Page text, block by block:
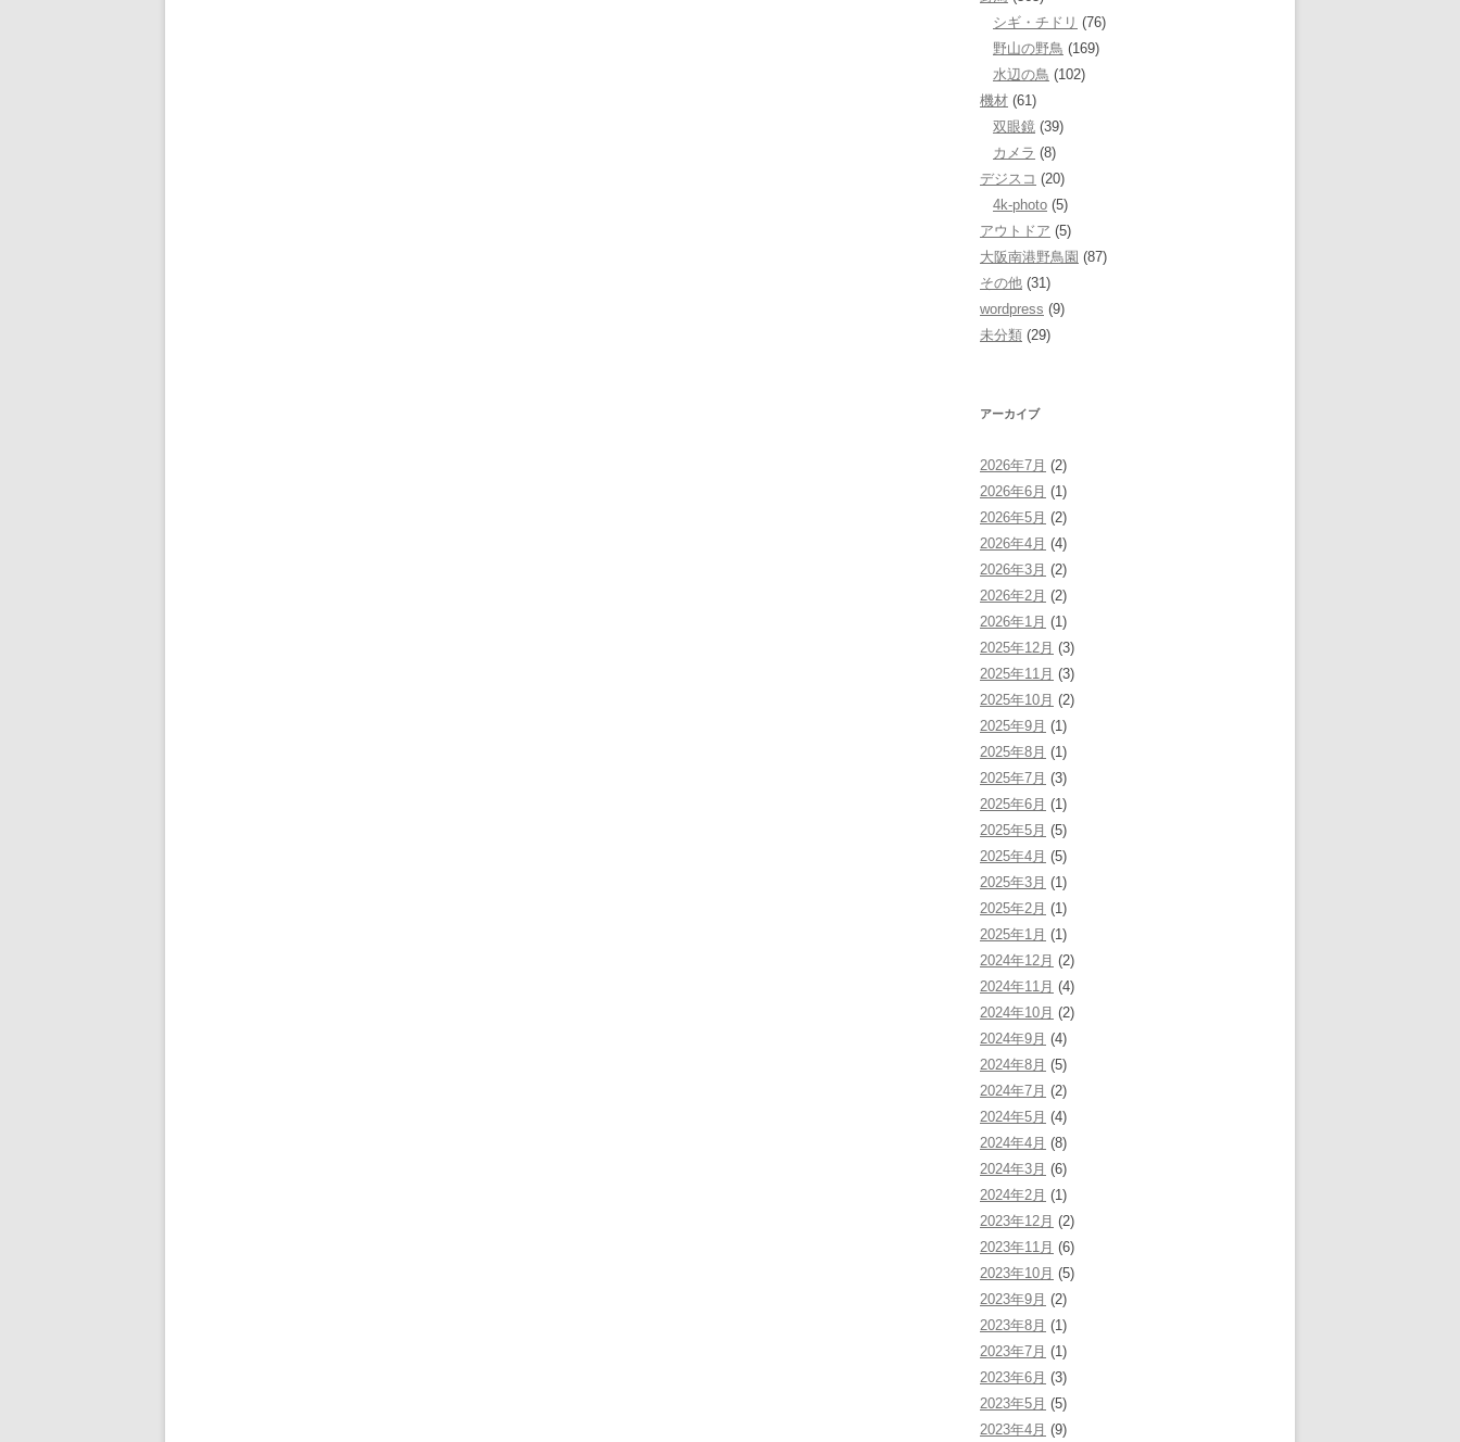
シギ・チドリ (76)
野山の野鳥 (169)
水辺の鳥 (102)
機材 (61)
双眼鏡 (39)
カメラ (8)
デジスコ (20)
4k-photo (5)
アウトドア (5)
大阪南港野鳥園 (87)
その他 (31)
wordpress (9)
未分類 (29)
アーカイブ
2026年7月 (2)
2026年6月 (1)
2026年5月 (2)
2026年4月 (4)
2026年3月 (2)
2026年2月 (2)
2026年1月 (1)
2025年12月 (3)
2025年11月 (3)
2025年10月 (2)
2025年9月 (1)
2025年8月 (1)
2025年7月 (3)
2025年6月 (1)
2025年5月 (5)
2025年4月 (5)
2025年3月 (1)
2025年2月 (1)
2025年1月 (1)
2024年12月 (2)
2024年11月 (4)
2024年10月 (2)
2024年9月 (4)
2024年8月 (5)
2024年7月 (2)
2024年5月 (4)
2024年4月 (8)
2024年3月 (6)
2024年2月 (1)
2023年12月 (2)
2023年11月 (6)
2023年10月 (5)
2023年9月 (2)
2023年8月 (1)
2023年7月 (1)
2023年6月 (3)
2023年5月 (5)
2023年4月 (9)